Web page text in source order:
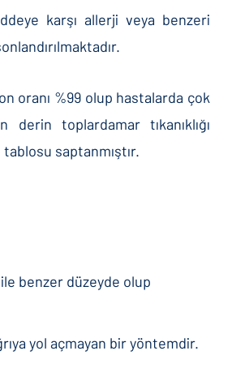
karşı allerji veya benzeri
oranı %99 olup hastalarda çok
toplardamar tıkanıklığı
saptanmıştır.
benzer düzeyde olup
yol açmayan bir yöntemdir.